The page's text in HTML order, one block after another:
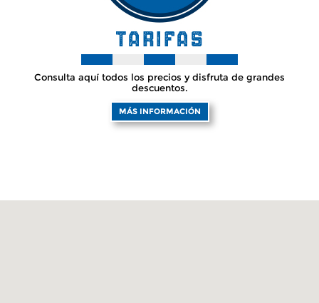
Consulta aquí todos los precios y disfruta de grandes
descuentos.
MÁS INFORMACIÓN